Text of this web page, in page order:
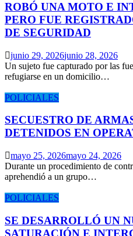
ROBÓ UNA MOTO E
PERO FUE
DE SEGURIDAD
junio 29, 2026junio 28, 2026
Un sujeto fue capturado por las
refugiarse en un domicilio…
POLICIALES
SECUESTRO DE
DETENIDOS EN
mayo 25, 2026mayo 24, 2026
Durante un procedimiento de
aprehendió a un grupo…
POLICIALES
SE DESARROLLÓ UN
SATURACIÓN E